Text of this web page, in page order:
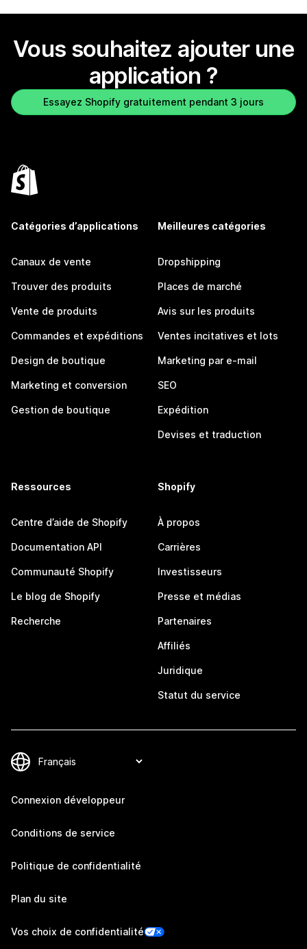
Vous souhaitez ajouter une
application ?
Essayez Shopify gratuitement pendant 3 jours
Catégories d’applications
Canaux de vente
Trouver des produits
Vente de produits
Commandes et expéditions
Design de boutique
Marketing et conversion
Gestion de boutique
Meilleures catégories
Dropshipping
Places de marché
Avis sur les produits
Ventes incitatives et lots
Marketing par e-mail
SEO
Expédition
Devises et traduction
Ressources
Centre d’aide de Shopify
Documentation API
Communauté Shopify
Le blog de Shopify
Recherche
Shopify
À propos
Carrières
Investisseurs
Presse et médias
Partenaires
Affiliés
Juridique
Statut du service
Connexion développeur
Conditions de service
Politique de confidentialité
Plan du site
Vos choix de confidentialité